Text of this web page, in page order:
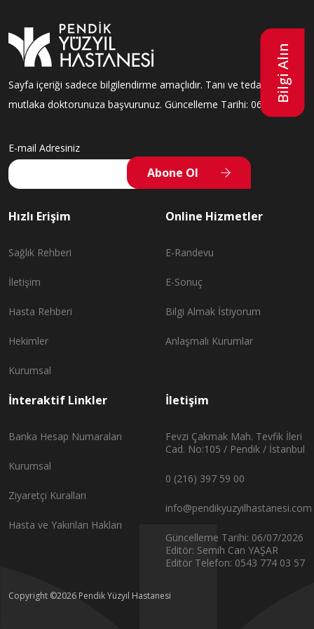
Sayfa içeriği sadece bilgilendirme amaçlıdır. Tanı ve tedavi için
mutlaka doktorunuza başvurunuz. Güncelleme Tarihi: 06/07/2026
E-mail Adresiniz
Abone Ol
Hızlı Erişim
Sağlık Rehberi
İletişim
Hasta Rehberi
Hekimler
Kurumsal
Online Hizmetler
E-Randevu
E-Sonuç
Bilgi Almak İstiyorum
Anlaşmalı Kurumlar
İnteraktif Linkler
Banka Hesap Numaraları
Kurumsal
Ziyaretçi Kuralları
Hasta ve Yakınları Hakları
İletişim
Fevzi Çakmak Mah. Tevfik İleri
Cad. No:105 / Pendik / İstanbul
0 (216) 397 59 00
info@pendikyuzyilhastanesi.com
Güncelleme Tarihi: 06/07/2026
Editör: Semih Can YAŞAR
Editör Telefon: 0543 774 03 57
Copyright ©2026 Pendik Yüzyıl Hastanesi
Bilgi Alın